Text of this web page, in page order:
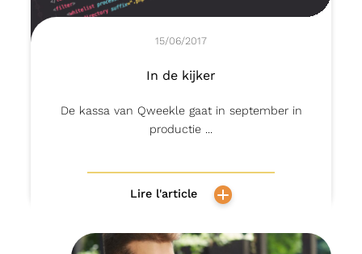
15/06/2017
In de kijker
De kassa van Qweekle gaat in september in
productie ...
Lire l'article